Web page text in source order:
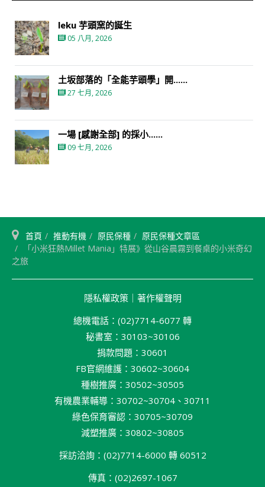
leku 芋頭窯的誕生
05 八月, 2026
土坂部落的「全能芋頭學」開......
27 七月, 2026
一場 [感謝全部] 的採小......
09 七月, 2026
首頁 推動有機 原民保種
原民保種文章區
「小米狂熱Millet Mania」特展》從山谷晨霧到餐桌的小米奇幻
之旅
隱私權政策｜ 著作權聲明
總機電話：(02)7714-6077 轉
秘書室：30103~30106
捐款問題：30601
FB官網維護：30602~30604
種樹推廣：30502~30505
有機農業輔導：30702~30704、30711
綠色保育審認：30705~30709
減塑推廣：30802~30805
採訪洽詢：(02)7714-6000 轉 60512
傳真：(02)2697-1067